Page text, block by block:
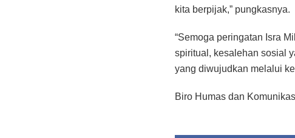
kita berpijak,” pungkasnya.
“Semoga peringatan Isra
spiritual, kesalehan sosial
yang diwujudkan melalui
Biro Humas dan